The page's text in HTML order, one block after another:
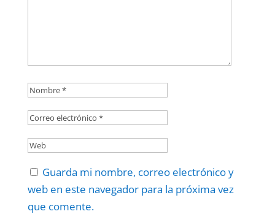
Guarda mi nombre, correo electrónico y
web en este navegador para la próxima vez
que comente.